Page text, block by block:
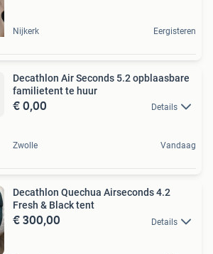
Nijkerk Eergisteren
Decathlon Air Seconds 5.2 opblaasbare
familietent te huur
€ 0,00 Details
Zwolle Vandaag
Decathlon Quechua Airseconds 4.2
Fresh & Black tent
€ 300,00 Details